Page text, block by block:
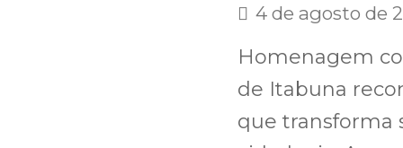
4 de agosto de
Homenagem
de Itabuna
que transforma